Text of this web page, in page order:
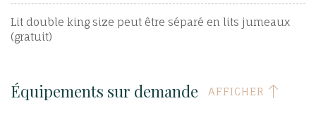
Lit double king size peut être séparé en lits jumeaux
(gratuit)
Équipements sur demande AFFICHER